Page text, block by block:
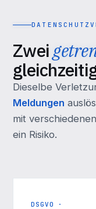
Zwei
Dieselbe
Meldungen
mit
ein Risiko.
DSGVO ·